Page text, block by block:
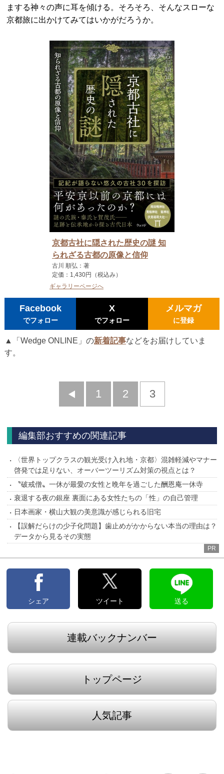
まする神々の声に耳を傾ける。そろそろ、そんなスローな
京都旅に出かけてみてはいかがだろうか。
京都古社に隠された歴史の謎 知
られざる古都の原像と信仰
古川 順弘：著
定価：1,430円（税込み）
ギャラリーページへ
Facebook
でフォロー
X
でフォロー
メルマガ
に登録
▲「Wedge ONLINE」の新着記事などをお届けしていま
す。
前
1 2 3
編集部おすすめの関連記事
〈世界トップクラスの観光受け入れ地・京都〉混雑軽減やマナー
啓発では足りない、オーバーツーリズム対策の視点とは？
〝破戒僧〟一休が最愛の女性と晩年を過ごした酬恩庵一休寺
衰退する夜の銀座 裏面にある女性たちの「性」の自己管理
日本画家・横山大観の美意識が感じられる旧宅
【誤解だらけの少子化問題】歯止めがかからない本当の理由は？
データから見るその実態
PR
シェア ツイート 送る
連載バックナンバー
トップページ
人気記事